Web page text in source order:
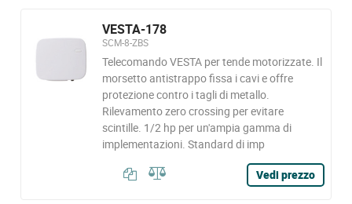
VESTA-178
SCM-8-ZBS
Telecomando VESTA per tende motorizzate. Il
morsetto antistrappo fissa i cavi e offre
protezione contro i tagli di metallo.
Rilevamento zero crossing per evitare
scintille. 1/2 hp per un'ampia gamma di
implementazioni. Standard di imp
Vedi prezzo